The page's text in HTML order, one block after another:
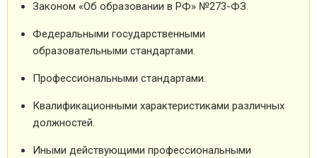
Законом «Об образовании в РФ» №273-ФЗ.
Федеральными государственными
образовательными стандартами.
Профессиональными стандартами.
Квалификационными характеристиками различных
должностей.
Иными действующими профессиональными